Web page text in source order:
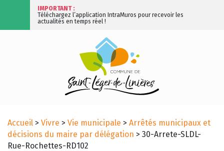
IMPORTANT :
Téléchargez l’application IntraMuros pour recevoir les
actualités en temps réel !
Accueil > Vivre > Vie municipale > Arrêtés municipaux et
décisions du maire par délégation > 30-Arrete-SLDL-
Rue-Rochettes-RD102